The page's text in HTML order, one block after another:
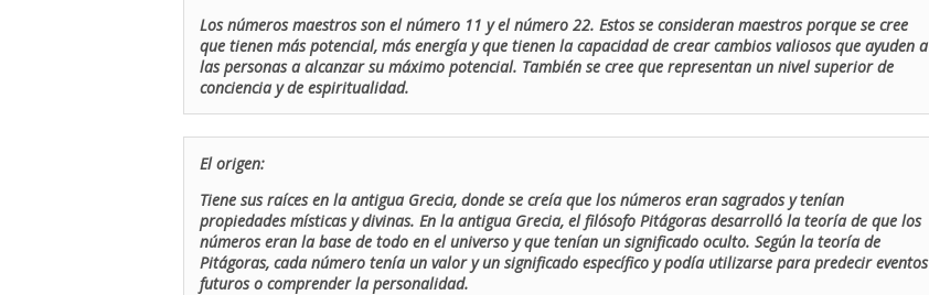
Los números maestros son el número 11 y el número 22. Estos se consideran maestros porque se cree
que tienen más potencial, más energía y que tienen la capacidad de crear cambios valiosos que ayuden a
las personas a alcanzar su máximo potencial. También se cree que representan un nivel superior de
conciencia y de espiritualidad.
El origen:
Tiene sus raíces en la antigua Grecia, donde se creía que los números eran sagrados y tenían
propiedades místicas y divinas. En la antigua Grecia, el filósofo Pitágoras desarrolló la teoría de que los
números eran la base de todo en el universo y que tenían un significado oculto. Según la teoría de
Pitágoras, cada número tenía un valor y un significado específico y podía utilizarse para predecir eventos
futuros o comprender la personalidad.